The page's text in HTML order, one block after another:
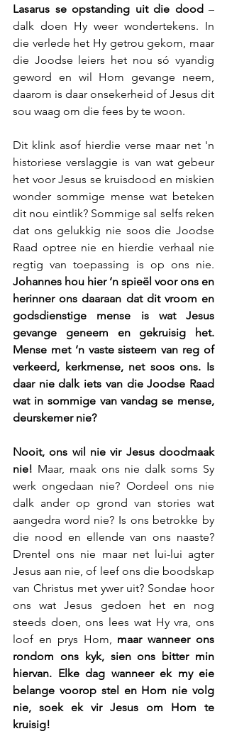
Lasarus se opstanding uit die dood –
dalk doen Hy weer wondertekens. In
die verlede het Hy getrou gekom, maar
die Joodse leiers het nou só vyandig
geword en wil Hom gevange neem,
daarom is daar onsekerheid of Jesus dit
sou waag om die fees by te woon.
Dit klink asof hierdie verse maar net 'n
historiese verslaggie is van wat gebeur
het voor Jesus se kruisdood en miskien
wonder sommige mense wat beteken
dit nou eintlik? Sommige sal selfs reken
dat ons gelukkig nie soos die Joodse
Raad optree nie en hierdie verhaal nie
Johannes hou hier ‘n spieël voor ons en
herinner ons daaraan dat dit vroom en
godsdienstige mense is wat Jesus
gevange geneem en gekruisig het.
Mense met ‘n vaste sisteem van reg of
verkeerd, kerkmense, net soos ons. Is
daar nie dalk iets van die Joodse Raad
wat in sommige van vandag se mense,
deurskemer nie?
Nooit, ons wil nie vir Jesus doodmaak
nie! Maar, maak ons nie dalk soms Sy
werk ongedaan nie? Oordeel ons nie
dalk ander op grond van stories wat
aangedra word nie? Is ons betrokke by
die nood en ellende van ons naaste?
Drentel ons nie maar net lui-lui agter
Jesus aan nie, of leef ons die boodskap
van Christus met ywer uit? Sondae hoor
ons wat Jesus gedoen het en nog
steeds doen, ons lees wat Hy vra, ons
loof en prys Hom,
maar wanneer ons
rondom ons kyk, sien ons bitter min
hiervan. Elke dag wanneer ek my eie
belange voorop stel en Hom nie volg
nie, soek ek vir Jesus om Hom te
kruisig!